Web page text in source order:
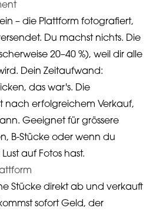
– die Plattform fotografiert,
Du machst nichts. Die
20–40 %), weil dir alle
Dein Zeitaufwand:
das war's. Die
nach erfolgreichem Verkauf,
Geeignet für grössere
B-Stücke oder wenn du
auf Fotos hast.
Stücke direkt ab und verkauft
sofort Geld, der